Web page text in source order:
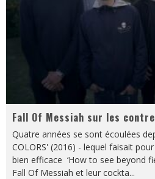
Fall Of Messiah sur les
Quatre années se sont écoulées
COLORS' (2016) - lequel faisait
bien efficace ‘How to see beyond
Fall Of Messiah et leur cockta...